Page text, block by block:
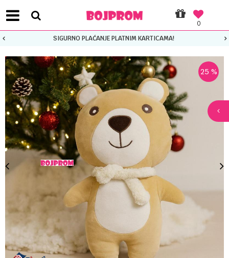
0
SIGURNO PLAĆANJE PLATNIM KARTICAMA!
25 %